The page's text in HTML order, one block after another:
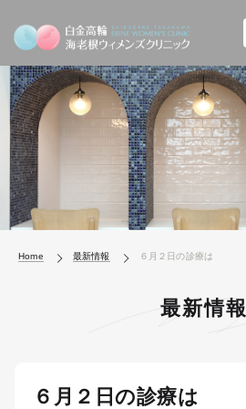
Home 最新情報 ６月２日の診療は
最新情報
６月２日の診療は